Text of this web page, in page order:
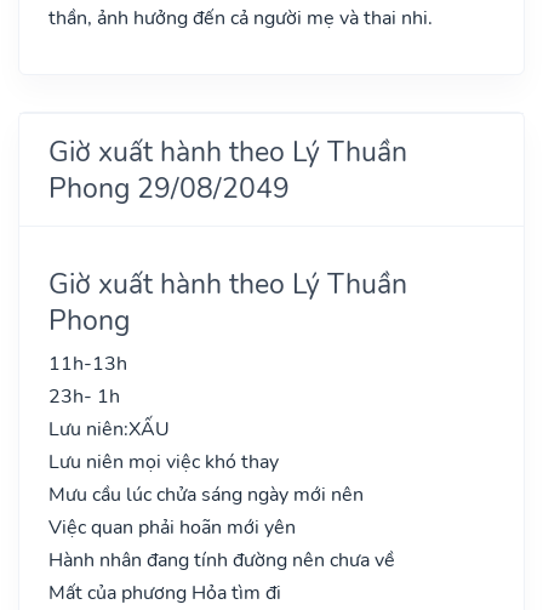
thần, ảnh hưởng đến cả người mẹ và thai nhi.
Giờ xuất hành theo Lý Thuần
Phong 29/08/2049
Giờ xuất hành theo Lý Thuần
Phong
11h-13h
23h- 1h
Lưu niên:XẤU
Lưu niên mọi việc khó thay
Mưu cầu lúc chửa sáng ngày mới nên
Việc quan phải hoãn mới yên
Hành nhân đang tính đường nên chưa về
Mất của phương Hỏa tìm đi